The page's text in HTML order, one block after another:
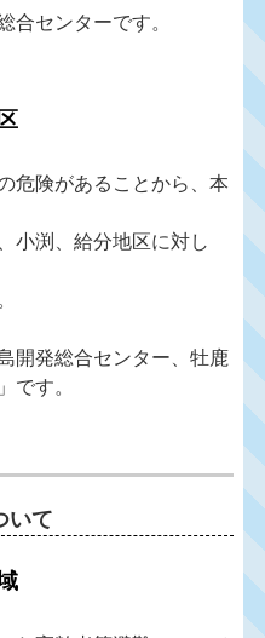
合センターです。
危険があることから、本
小渕、給分地区に対し
開発総合センター、牡鹿
です。
いて